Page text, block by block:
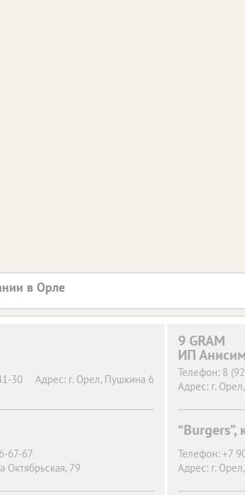
в Орле
30 Адрес: г. Орел, Пушкина 6
9 GRAM
ИП
Телефон: 8
Адрес: г. Орел,
67-67
Октябрьская, 79
“Burgers”,
Телефон: +7
Адрес: г. Орел,